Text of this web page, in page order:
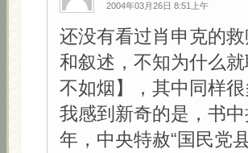
2004年03月26日 8:51上午
还没有看过肖申克的
和叙述，不知为什么
不如烟】，其中同样
我感到新奇的是，书
年，中央特赦“国民党